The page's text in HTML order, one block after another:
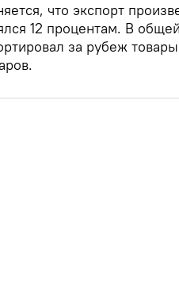
что экспорт
12 процентам. В
за рубеж